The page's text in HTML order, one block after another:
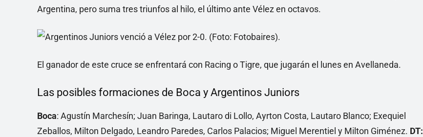
Argentina, pero suma tres triunfos al hilo, el último ante Vélez en octavos.
El ganador de este cruce se enfrentará con Racing o Tigre, que jugarán el lunes en Avellaneda.
Las posibles formaciones de Boca y Argentinos Juniors
Boca: Agustín Marchesín; Juan Baringa, Lautaro di Lollo, Ayrton Costa, Lautaro Blanco; Exequiel
Zeballos, Milton Delgado, Leandro Paredes, Carlos Palacios; Miguel Merentiel y Milton Giménez. DT: